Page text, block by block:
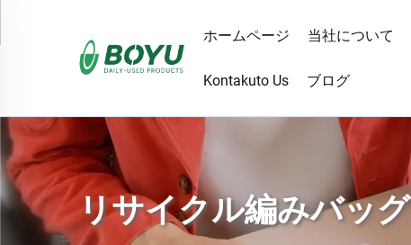
ホームページ 当社について
Kontakuto Us ブログ
リサイクル編みバッグ